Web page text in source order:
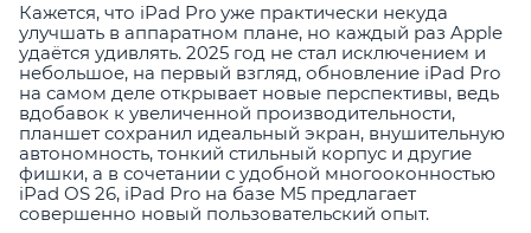
Кажется, что iPad Pro уже практически некуда
улучшать в аппаратном плане, но каждый раз Apple
удаётся удивлять. 2025 год не стал исключением и
небольшое, на первый взгляд, обновление iPad Pro
на самом деле открывает новые перспективы, ведь
вдобавок к увеличенной производительности,
планшет сохранил идеальный экран, внушительную
автономность, тонкий стильный корпус и другие
фишки, а в сочетании с удобной многооконностью
iPad OS 26, iPad Pro на базе M5 предлагает
совершенно новый пользовательский опыт.